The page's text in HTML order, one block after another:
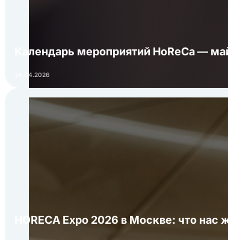
Календарь мероприятий HoReCa —
24.04.2026
HORECA Expo 2026 в Москве: что нас